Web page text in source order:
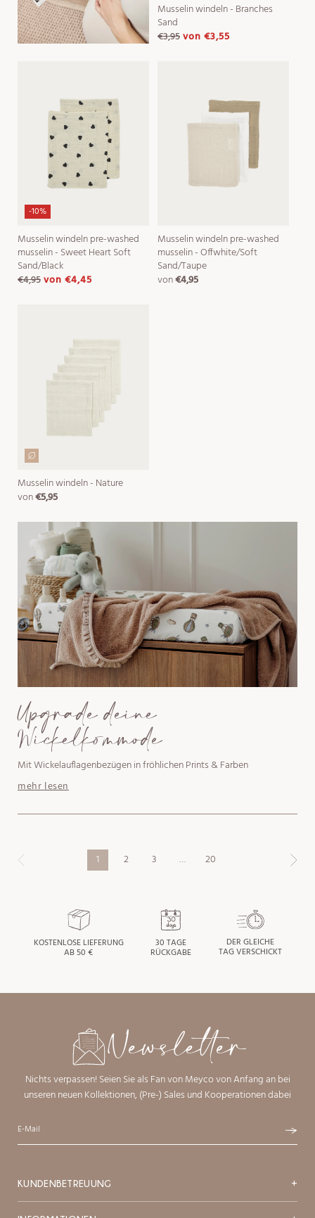
Musselin windeln - Branches
Sand
normaler
€3,95 verkaufspreis
von €3,55
-10%
Musselin windeln pre-washed
musselin - Sweet Heart Soft
Sand/Black
normaler
€4,95 verkaufspreis
von €4,45
Musselin windeln pre-washed
musselin - Offwhite/Soft
Sand/Taupe
normaler
von€4,95
Musselin windeln - Nature
normaler
von€5,95
Upgrade deine
Wickelkommode
Mit Wickelauflagenbezügen in fröhlichen Prints & Farben
mehr lesen
1 2 3 … 20
KOSTENLOSE LIEFERUNG
AB 50 €
30 TAGE
RÜCKGABE
DER GLEICHE
TAG VERSCHICKT
Newsletter
Nichts verpassen! Seien Sie als Fan von Meyco von Anfang an bei
unseren neuen Kollektionen, (Pre-) Sales und Kooperationen dabei
KUNDENBETREUUNG +